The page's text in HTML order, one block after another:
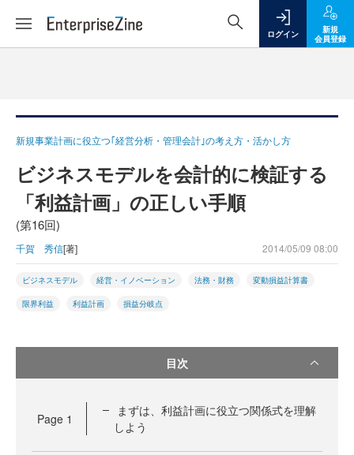
ログイン
新規
会員登録
新規事業計画に役立つ｢経営分析・管理会計｣の考え方・活かし方
ビジネスモデルを会計的に検証する
「利益計画」の正しい手順
(第16回)
千賀 秀信[著] 2014/05/09 08:00
ビジネスモデル 経営・イノベーション 法務・財務 変動損益計算書
限界利益 利益計画 損益分岐点
目次
Page 1
まずは、利益計画に役立つ関係式を理解
しよう